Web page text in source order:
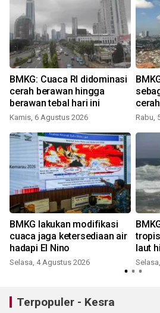
BMKG: Cuaca RI didominasi
cerah berawan hingga
berawan tebal hari ini
Kamis, 6 Agustus 2026
cerah
Rabu,
BMKG lakukan modifikasi
cuaca jaga ketersediaan air
hadapi El Nino
Selasa, 4 Agustus 2026
laut
Terpopuler - Kesra